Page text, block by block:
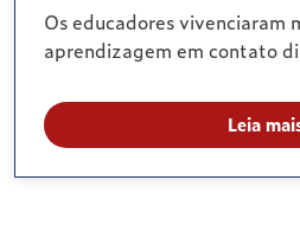
Os educadores vivenciaram
aprendizagem em contato
Leia